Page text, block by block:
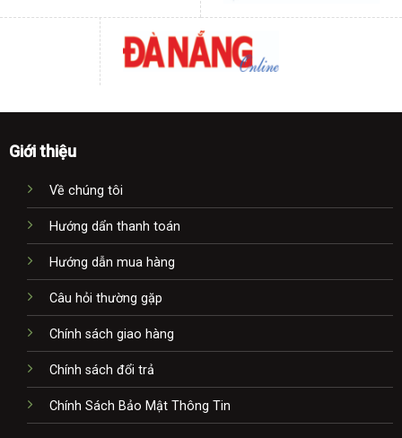
Giới thiệu
Về chúng tôi
Hướng dẩn thanh toán
Hướng dẫn mua hàng
Câu hỏi thường gặp
Chính sách giao hàng
Chính sách đổi trả
Chính Sách Bảo Mật Thông Tin